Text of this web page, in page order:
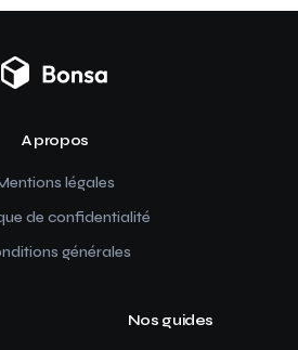
A propos
légales
de confidentialité
générales
Nos guides